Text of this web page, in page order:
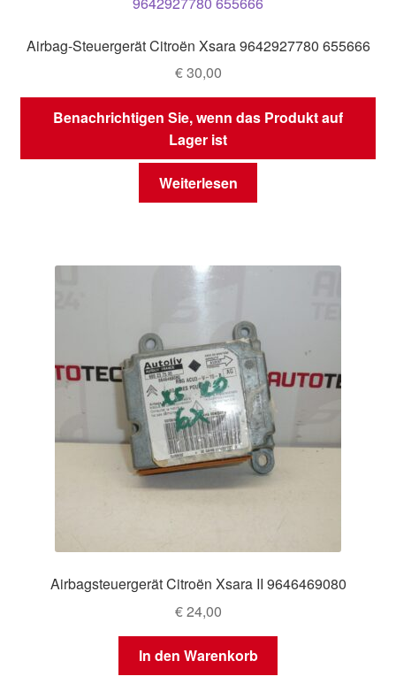
Airbag-Steuergerät Citroën Xsara 9642927780 655666
€30,00
Benachrichtigen Sie, wenn das Produkt auf
Lager ist
Weiterlesen
Airbagsteuergerät Citroën Xsara II 9646469080
€24,00
In den Warenkorb